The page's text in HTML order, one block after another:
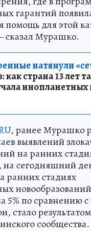
гарантий
помощь для этой
сказал Мурашко.
натянули
страна 13 лет
инопланетных
, ранее Мурашко
выявлений
на ранних
на сегодняшний
ранних стадиях
новообразований
5% по сравнению с
стало
сообщества.